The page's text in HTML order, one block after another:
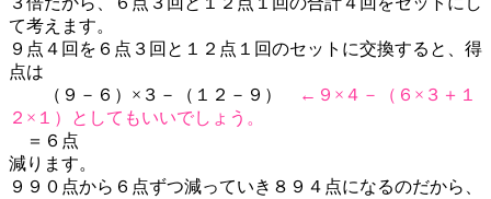
て考えます。
９点４回を６点３回と１２点１回のセットに交換すると、得
点は
（９－６）×３－（１２－９）
←９×４－（６×３＋１
２×１）としてもいいでしょう。
＝６点
減ります。
９９０点から６点ずつ減っていき８９４点になるのだから、